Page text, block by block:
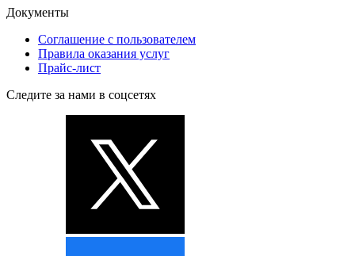
Документы
Соглашение с пользователем
Правила оказания услуг
Прайс-лист
Следите за нами в соцсетях